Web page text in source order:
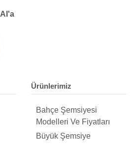
Ürünlerimiz
Bahçe Şemsiyesi
Modelleri Ve Fiyatları
Büyük Şemsiye